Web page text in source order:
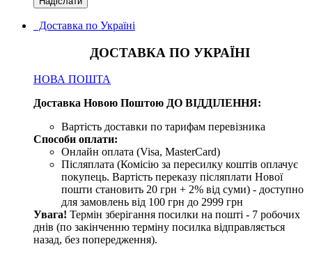
Доставка по Україні
ДОСТАВКА ПО УКРАЇНІ
НОВА ПОШТА
Доставка Новою Поштою ДО ВІДДІЛЕННЯ:
Вартість доставки по тарифам перевізника
Способи оплати:
Онлайн оплата (Visa, MasterCard)
Післяплата (Комісію за пересилку коштів оплачує
покупець. Вартість переказу післяплати Нової
пошти становить 20 грн + 2% від суми) - доступно
для замовлень від 100 грн до 2999 грн
Увага! Термін зберігання посилки на пошті - 7 робочих
днів (по закінченню терміну посилка відправляється
назад, без попередження).